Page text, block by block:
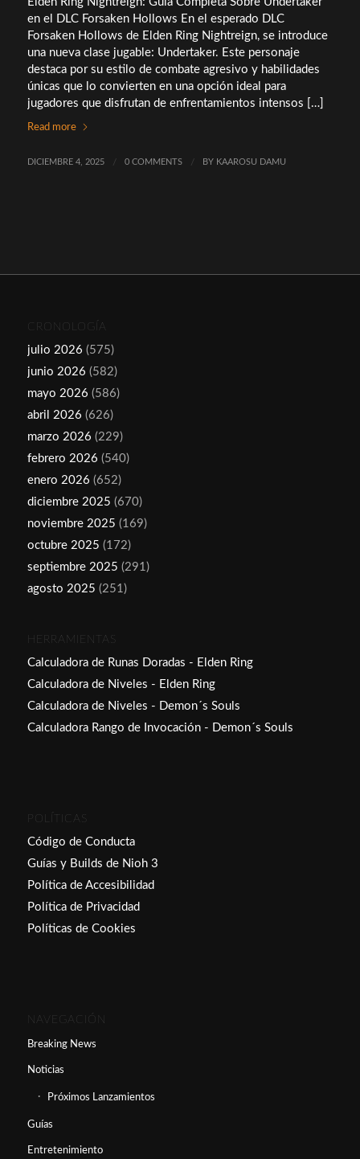
en el DLC Forsaken Hollows En el esperado DLC
Forsaken Hollows de Elden Ring Nightreign, se introduce
una nueva clase jugable: Undertaker. Este personaje
destaca por su estilo de combate agresivo y habilidades
únicas que lo convierten en una opción ideal para
jugadores que disfrutan de enfrentamientos intensos […]
Read more
DICIEMBRE 4, 2025 / 0 COMMENTS / BY KAAROSU DAMU
CRONOLOGÍA
julio 2026 (575)
junio 2026 (582)
mayo 2026 (586)
abril 2026 (626)
marzo 2026 (229)
febrero 2026 (540)
enero 2026 (652)
diciembre 2025 (670)
noviembre 2025 (169)
octubre 2025 (172)
septiembre 2025 (291)
agosto 2025 (251)
HERRAMIENTAS
Calculadora de Runas Doradas - Elden Ring
Calculadora de Niveles - Elden Ring
Calculadora de Niveles - Demon´s Souls
Calculadora Rango de Invocación - Demon´s Souls
POLÍTICAS
Código de Conducta
Guías y Builds de Nioh 3
Política de Accesibilidad
Política de Privacidad
Políticas de Cookies
NAVEGACIÓN
Breaking News
Noticias
Próximos Lanzamientos
Guías
Entretenimiento